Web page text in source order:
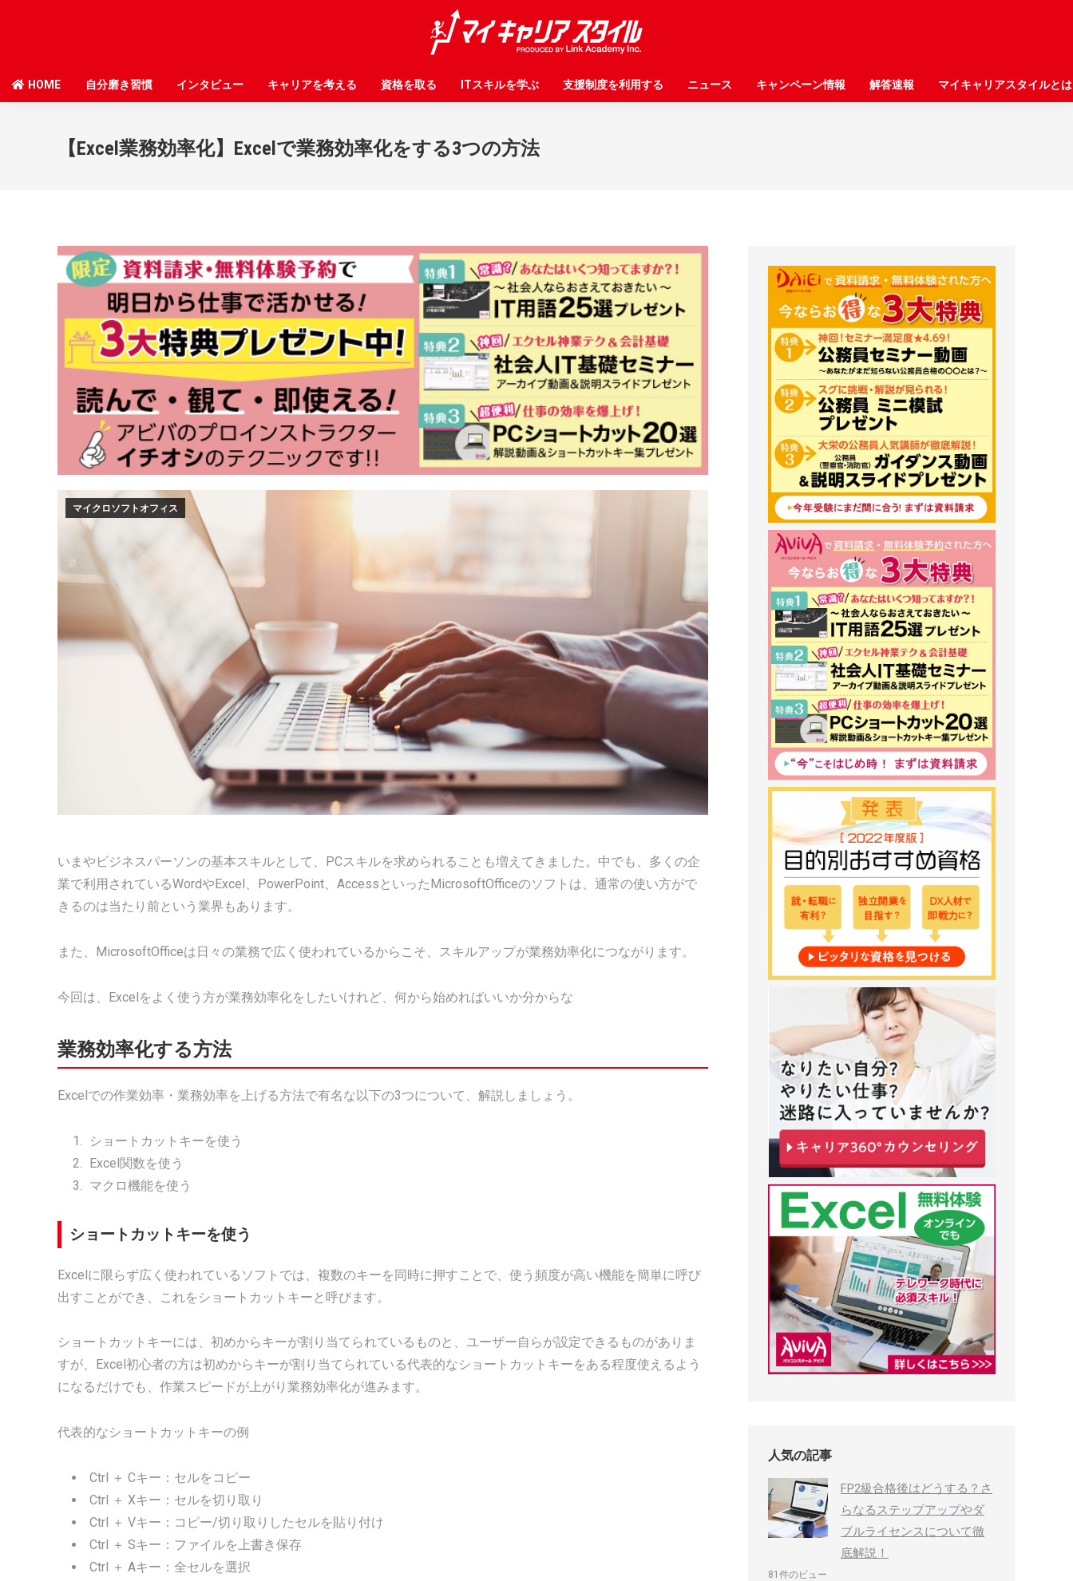
HOME 自分磨き習慣 インタビュー キャリアを考える 資格を取る ITスキルを学ぶ 支援制度を利用する ニュース キャンペーン情報 解答速報 マイキャリアスタイルとは
【Excel業務効率化】Excelで業務効率化をする3つの方法
マイクロソフトオフィス
いまやビジネスパーソンの基本スキルとして、PCスキルを求められることも増えてきました。中でも、多くの企
業で利用されているWordやExcel、PowerPoint、AccessといったMicrosoftOfficeのソフトは、通常の使い方がで
きるのは当たり前という業界もあります。
また、MicrosoftOfficeは日々の業務で広く使われているからこそ、スキルアップが業務効率化につながります。
今回は、Excelをよく使う方が業務効率化をしたいけれど、何から始めればいいか分からな
業務効率化する方法
Excelでの作業効率・業務効率を上げる方法で有名な以下の3つについて、解説しましょう。
ショートカットキーを使う
Excel関数を使う
マクロ機能を使う
ショートカットキーを使う
Excelに限らず広く使われているソフトでは、複数のキーを同時に押すことで、使う頻度が高い機能を簡単に呼び
出すことができ、これをショートカットキーと呼びます。
ショートカットキーには、初めからキーが割り当てられているものと、ユーザー自らが設定できるものがありま
すが、Excel初心者の方は初めからキーが割り当てられている代表的なショートカットキーをある程度使えるよう
になるだけでも、作業スピードが上がり業務効率化が進みます。
代表的なショートカットキーの例
Ctrl ＋ Cキー：セルをコピー
Ctrl ＋ Xキー：セルを切り取り
Ctrl ＋ Vキー：コピー/切り取りしたセルを貼り付け
Ctrl ＋ Sキー：ファイルを上書き保存
Ctrl ＋ Aキー：全セルを選択
人気の記事
FP2級合格後はどうする？さ
らなるステップアップやダ
ブルライセンスについて徹
底解説！
81件のビュー
HOME 自分磨き習慣 インタビュー キャリアを考える 資格を取る ITスキルを学ぶ 支援制度を利用する ニュース キャンペーン情報 解答速報 マイキャリアスタイルとは